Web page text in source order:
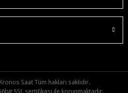
Saat Tüm hakları saklıdır.
SSL sertifikası ile korunmaktadır.